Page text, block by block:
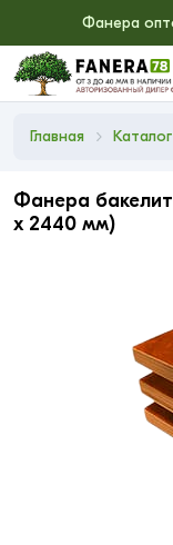
Фанера
Главная Каталог
Фанера
x 2440 мм)